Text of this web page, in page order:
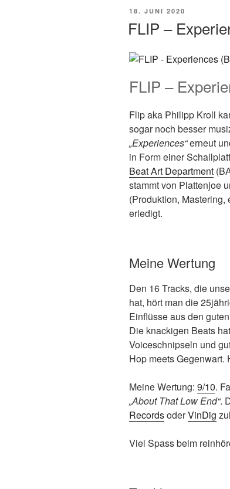
VERÖFFENTLICHT
18. JUNI 2020
FLIP –
FLIP –
Flip aka Philipp Kroll
sogar noch besser
„Experiences“erneut
in Form einer
Beat Art Department
stammt von Plattenjoe
(Produktion,
erledigt.
Meine Wertung
Den 16 Tracks, die
hat, hört man die
Einflüsse aus den
Die knackigen Beats hat
Voiceschnipseln und
Hop meets Gegenwart.
Meine Wertung: 9/10.
„About That Low End“.
RecordsoderVinDig
Viel Spass beim